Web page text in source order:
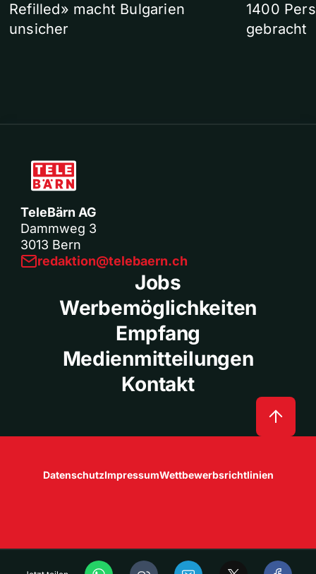
Refilled» macht Bulgarien
unsicher
1400
gebracht
TeleBärn AG
Dammweg 3
3013 Bern
redaktion@telebaern.ch
Jobs
Werbemöglichkeiten
Empfang
Medienmitteilungen
Kontakt
DatenschutzImpressumWettbewerbsrichtlinien